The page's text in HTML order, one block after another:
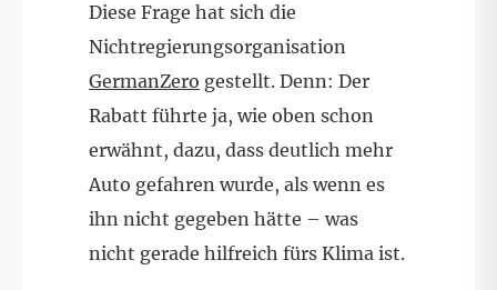
Diese Frage hat sich die
Nichtregierungsorganisation
GermanZero gestellt. Denn: Der
Rabatt führte ja, wie oben schon
erwähnt, dazu, dass deutlich mehr
Auto gefahren wurde, als wenn es
ihn nicht gegeben hätte – was
nicht gerade hilfreich fürs Klima ist.